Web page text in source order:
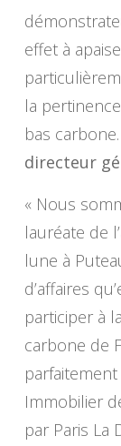
effet à
la
bas carbone.
directeur
« Nous
lauréate de
lune à
d’affaires
participer à
carbone de
Immobilier
par Paris La